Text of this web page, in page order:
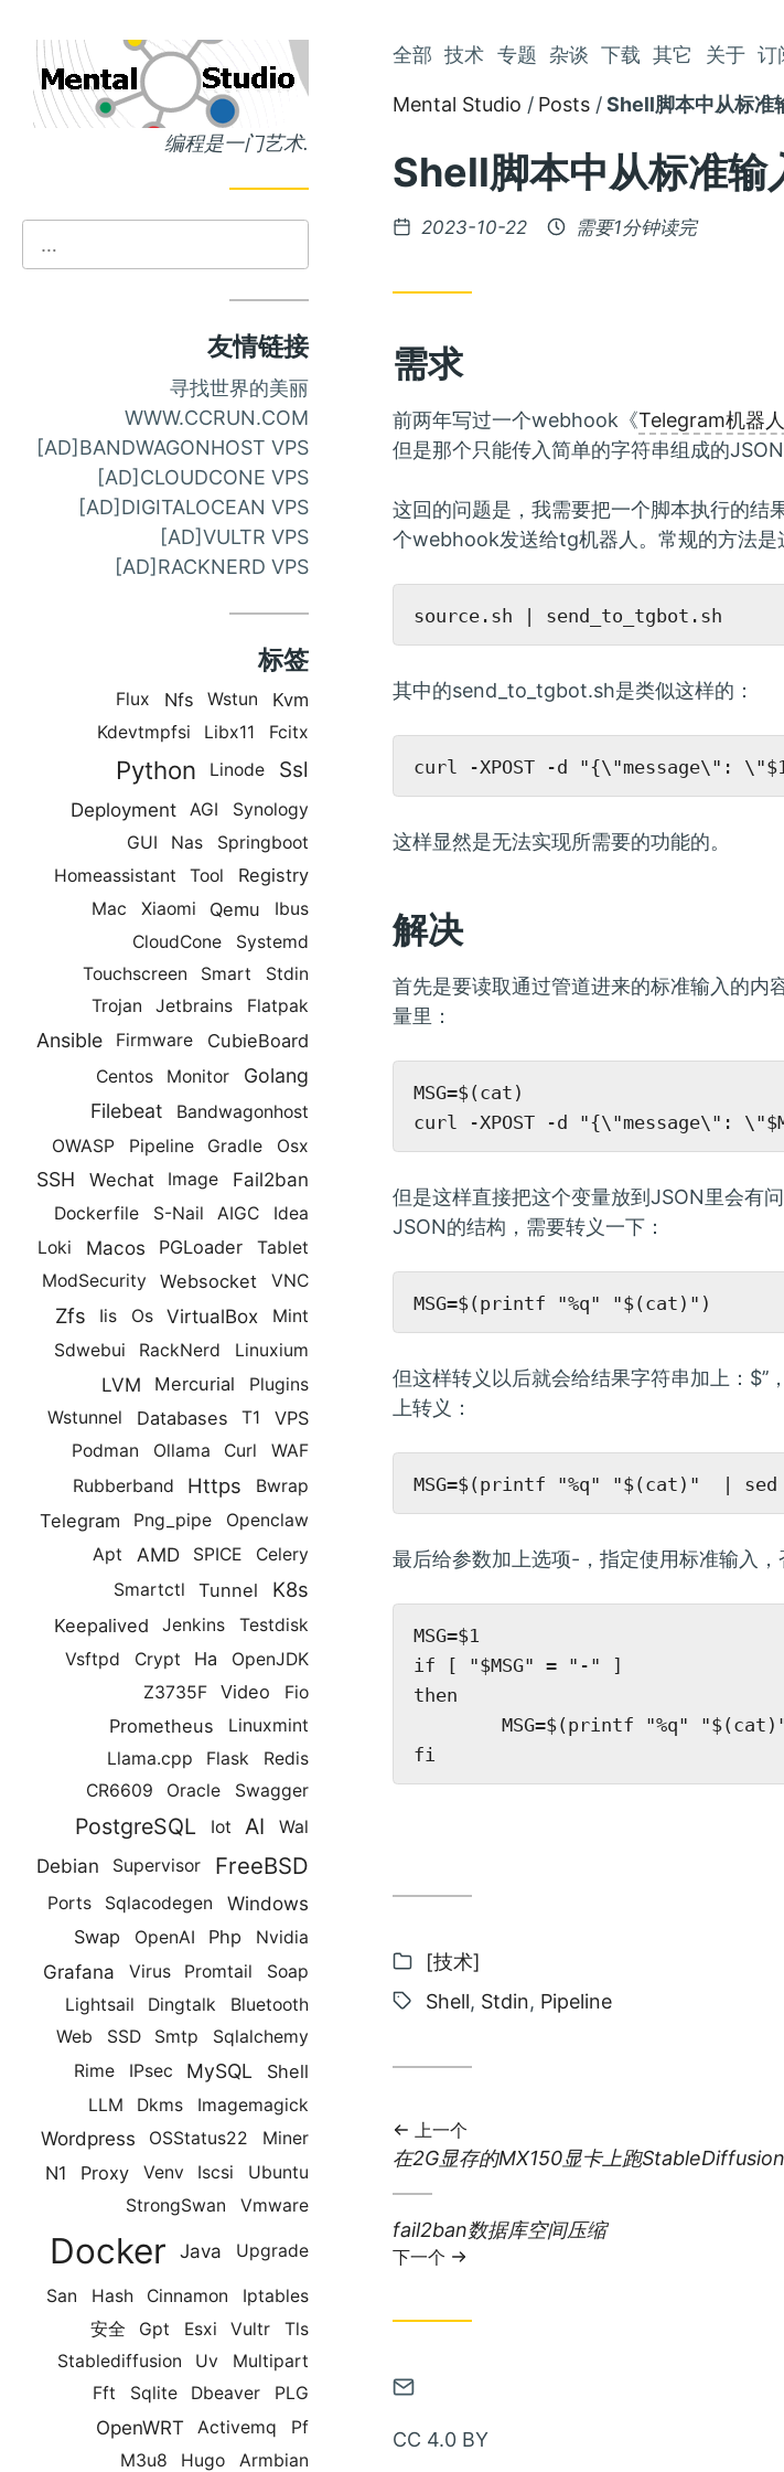
编程是一门艺术.
友情链接
寻找世界的美丽
WWW.CCRUN.COM
[AD]BANDWAGONHOST VPS
[AD]CLOUDCONE VPS
[AD]DIGITALOCEAN VPS
[AD]VULTR VPS
[AD]RACKNERD VPS
标签
Flux Nfs Wstun Kvm
Kdevtmpfsi Libx11 Fcitx
Python Linode Ssl
Deployment AGI
Synology
GUI
Nas
Springboot
Homeassistant
Tool Registry
Mac Xiaomi Qemu
Ibus
CloudCone
Systemd
Touchscreen
Smart
Stdin
Trojan
Jetbrains Flatpak
Ansible Firmware CubieBoard
Centos Monitor
Golang
Filebeat
Bandwagonhost
OWASP
Pipeline Gradle Osx
SSH Wechat Image Fail2ban
Dockerfile S-Nail AIGC
Idea
Loki
Macos PGLoader
Tablet
ModSecurity
Websocket VNC
Zfs Iis Os VirtualBox
Mint
Sdwebui
RackNerd Linuxium
LVM Mercurial
Plugins
Wstunnel
Databases T1 VPS
Podman Ollama Curl
WAF
Rubberband
Https Bwrap
Telegram Png_pipe
Openclaw
Apt
AMD SPICE
Celery
Smartctl
Tunnel K8s
Keepalived Jenkins
Testdisk
Vsftpd
Crypt Ha
OpenJDK
Z3735F
Video Fio
Prometheus
Linuxmint
Llama.cpp
Flask
Redis
CR6609
Oracle Swagger
PostgreSQL Iot AI Wal
Debian Supervisor FreeBSD
Ports Sqlacodegen Windows
Swap OpenAI Php Nvidia
Grafana Virus Promtail
Soap
Lightsail
Dingtalk
Bluetooth
Web
SSD Smtp
Sqlalchemy
Rime
IPsec MySQL Shell
LLM Dkms Imagemagick
Wordpress OSStatus22 Miner
N1 Proxy Venv Iscsi
Ubuntu
StrongSwan
Vmware
Docker Java Upgrade
San Hash Cinnamon
Iptables
安全
Gpt Esxi Vultr
Tls
Stablediffusion
Uv
Multipart
Fft
Sqlite Dbeaver PLG
OpenWRT Activemq
Pf
M3u8
Hugo Armbian
跳
到
章
全部 技术 专题 杂谈 下载 其它 关于 订
Mental Studio Posts Shell脚本中从标准
Shell脚本中从标准输
发
2023-10-22 需要1分钟读完
需求
前两年写过一个webhook《Telegram机器
但是那个只能传入简单的字符串组成的JSON
这回的问题是，我需要把一个脚本执行的
个webhook发送给tg机器人。常规的方法是
其中的send_to_tgbot.sh是类似这样的：
这样显然是无法实现所需要的功能的。
解决
首先是要读取通过管道进来的标准输入的
量里：
MSG=$(cat)
但是这样直接把这个变量放到JSON里会有
JSON的结构，需要转义一下：
但这样转义以后就会给结果字符串加上：
上转义：
最后给参数加上选项-，指定使用标准输入，
MSG=$1
if [ "$MSG" = "-" ]
then
MSG=$(printf "%q"
分
类:
[技术]
标
Shell, Stdin, Pipeline
上一个
上
文
章:
在2G显存的MX150显卡上跑StableDiffusion
下
一
章:
fail2ban数据库空间压缩
下一个
通
邮
CC 4.0 BY